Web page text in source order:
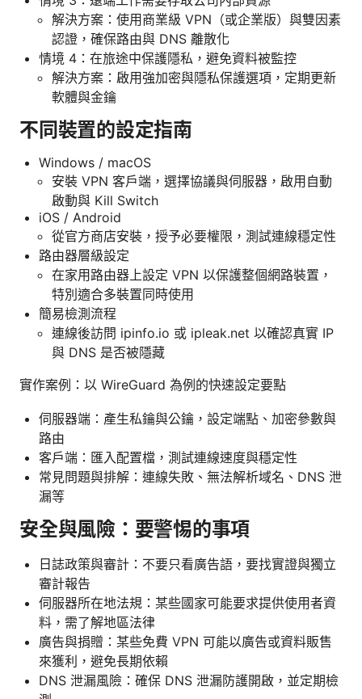
解決方案：使用商業級 VPN（或企業版）與雙因素
認證，確保路由與 DNS 離散化
情境 4：在旅途中保護隱私，避免資料被監控
解決方案：啟用強加密與隱私保護選項，定期更新
軟體與金鑰
不同裝置的設定指南
Windows / macOS
安裝 VPN 客戶端，選擇協議與伺服器，啟用自動
啟動與 Kill Switch
iOS / Android
從官方商店安裝，授予必要權限，測試連線穩定性
路由器層級設定
在家用路由器上設定 VPN 以保護整個網路裝置，
特別適合多裝置同時使用
簡易檢測流程
連線後訪問 ipinfo.io 或 ipleak.net 以確認真實 IP
與 DNS 是否被隱藏
實作案例：以 WireGuard 為例的快速設定要點
伺服器端：產生私鑰與公鑰，設定端點、加密參數與
路由
客戶端：匯入配置檔，測試連線速度與穩定性
常見問題與排解：連線失敗、無法解析域名、DNS 泄
漏等
安全與風險：要警惕的事項
日誌政策與審計：不要只看廣告語，要找實證與獨立
審計報告
伺服器所在地法規：某些國家可能要求提供使用者資
料，需了解地區法律
廣告與捐贈：某些免費 VPN 可能以廣告或資料販售
來獲利，避免長期依賴
DNS 泄漏風險：確保 DNS 泄漏防護開啟，並定期檢